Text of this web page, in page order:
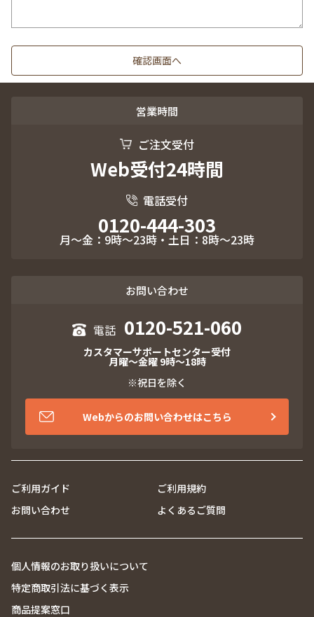
営業時間
ご注文受付
Web受付24時間
電話受付
0120-444-303
月～金：9時～23時・土日：8時～23時
お問い合わせ
0120-521-060
カスタマーサポートセンター受付
月曜～金曜 9時～18時
※祝日を除く
Webからのお問い合わせはこちら
ご利用ガイド
ご利用規約
お問い合わせ
よくあるご質問
個人情報のお取り扱いについて
特定商取引法に基づく表示
商品提案窓口